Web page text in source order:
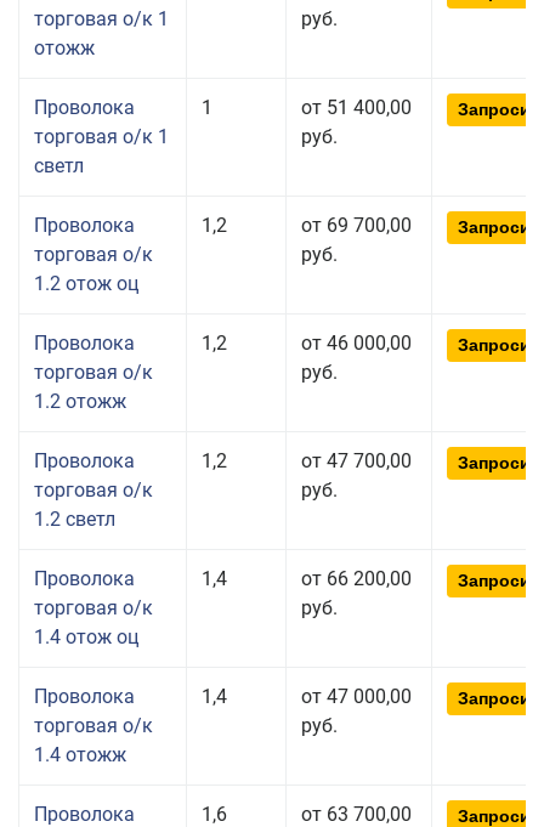
торговая о/к 1
отожж
руб.
Проволока
торговая о/к 1
светл
1
от 51 400,00
руб.
Проволока
торговая о/к
1.2 отож оц
1,2
от 69 700,00
руб.
Проволока
торговая о/к
1.2 отожж
1,2
от 46 000,00
руб.
Проволока
торговая о/к
1.2 светл
1,2
от 47 700,00
руб.
Проволока
торговая о/к
1.4 отож оц
1,4
от 66 200,00
руб.
Проволока
торговая о/к
1.4 отожж
1,4
от 47 000,00
руб.
Проволока
1,6
от 63 700,00